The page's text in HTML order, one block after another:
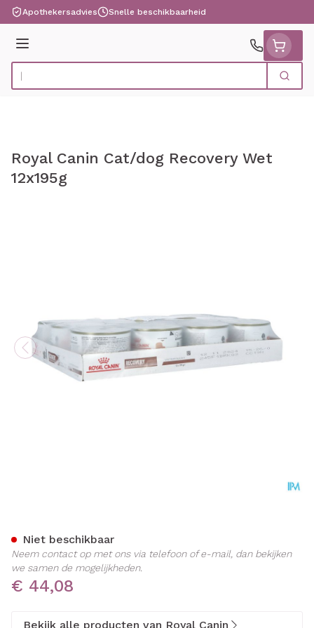
Ga naar de inhoud
Apothekersadvies Snelle beschikbaarheid
Menu
Product, merk, categorie... Zoek
Royal Canin Cat/dog Recovery Wet
12x195g
€ 44,08
Niet beschikbaar
Neem contact op met ons via telefoon of e-mail, dan bekijken
we samen de mogelijkheden.
Bekijk alle producten van Royal Canin